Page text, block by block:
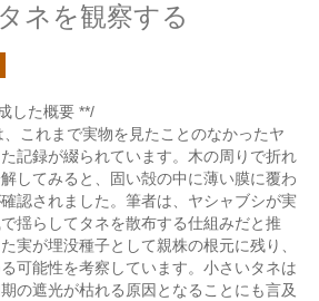
ネを観察する
した概要 **/
これまで実物を見たことのなかったヤ
記録が綴られています。木の周りで折れ
してみると、固い殻の中に薄い膜に覆わ
認されました。筆者は、ヤシャブシが実
揺らしてタネを散布する仕組みだと推
実が埋没種子として親株の根元に残り、
可能性を考察しています。小さいタネは
の遮光が枯れる原因となることにも言及